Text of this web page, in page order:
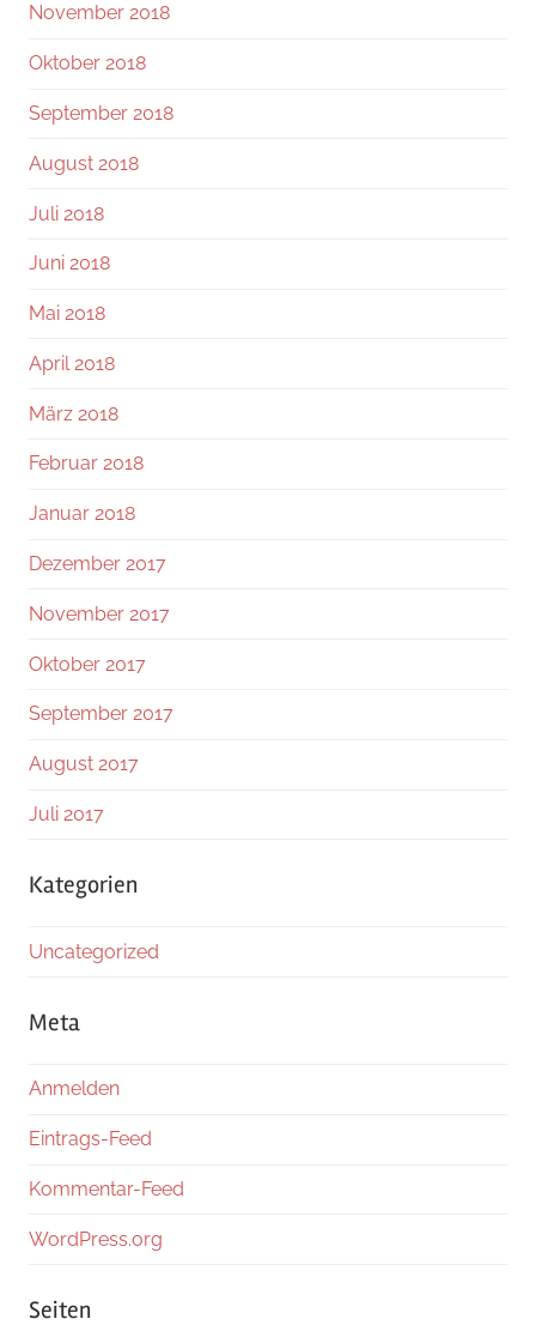
November 2018
Oktober 2018
September 2018
August 2018
Juli 2018
Juni 2018
Mai 2018
April 2018
März 2018
Februar 2018
Januar 2018
Dezember 2017
November 2017
Oktober 2017
September 2017
August 2017
Juli 2017
Kategorien
Uncategorized
Meta
Anmelden
Eintrags-Feed
Kommentar-Feed
WordPress.org
Seiten